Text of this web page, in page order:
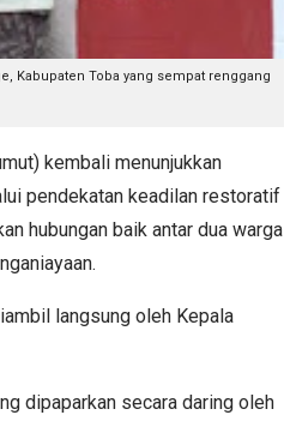
Kabupaten Toba yang sempat renggang
kembali menunjukkan
pendekatan keadilan restoratif
hubungan baik antar dua warga
langsung oleh Kepala
dipaparkan secara daring oleh